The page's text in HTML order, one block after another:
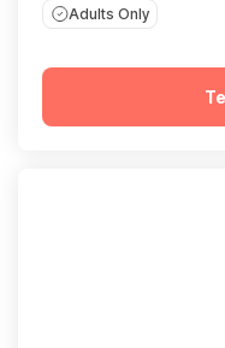
Adults Only